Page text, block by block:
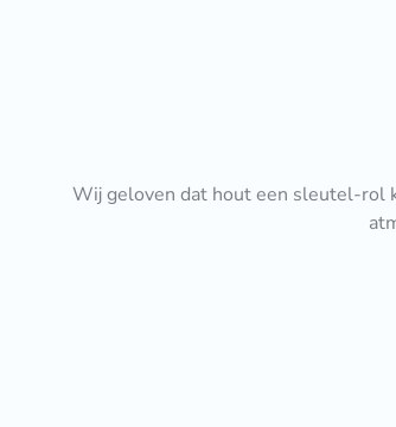
Wij geloven dat hout een sleutel-rol